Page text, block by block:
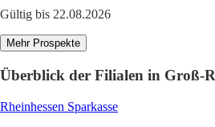
Gültig bis 22.08.2026
Mehr Prospekte
Überblick der Filialen in Groß-
Rheinhessen Sparkasse